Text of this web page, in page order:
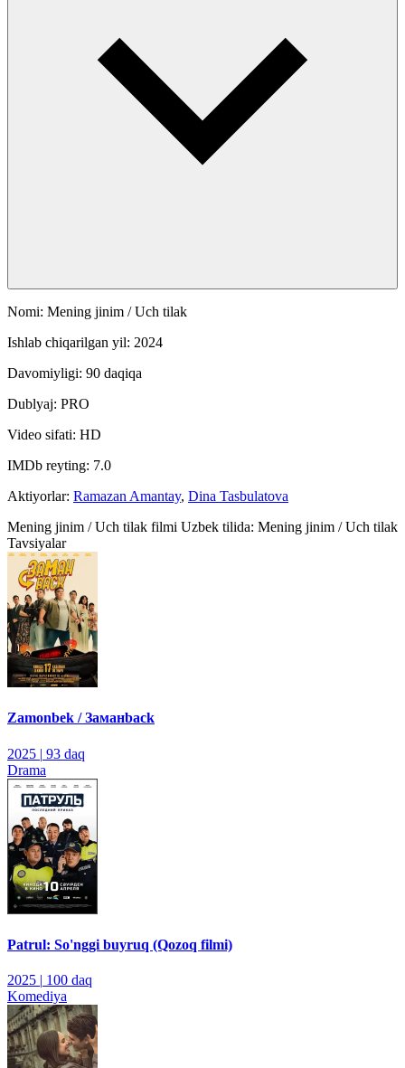
Nomi: Mening jinim / Uch tilak
Ishlab chiqarilgan yil: 2024
Davomiyligi: 90 daqiqa
Dublyaj: PRO
Video sifati: HD
IMDb reyting: 7.0
Aktiyorlar: Ramazan Amantay, Dina Tasbulatova
Mening jinim / Uch tilak filmi Uzbek tilida: Mening jinim / Uch tilak
Tavsiyalar
Zamonbek / Заманback
2025 | 93 daq
Drama
Patrul: So'nggi buyruq (Qozoq filmi)
2025 | 100 daq
Komediya